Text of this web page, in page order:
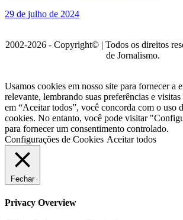
29 de julho de 2024
2002-2026 - Copyright© | Todos os direitos
de Jornalismo.
Usamos cookies em nosso site para fornecer a
relevante, lembrando suas preferências e
em “Aceitar todos”, você concorda com o uso
cookies. No entanto, você pode visitar
para fornecer um consentimento controlado.
Configurações de Cookies Aceitar todos
Fechar
Privacy Overview